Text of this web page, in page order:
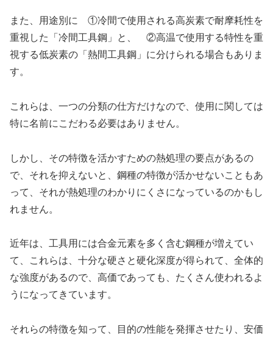
また、用途別に ①冷間で使用される高炭素で耐摩耗性を
重視した「冷間工具鋼」と、 ②高温で使用する特性を重
視する低炭素の「熱間工具鋼」に分けられる場合もありま
す。
これらは、一つの分類の仕方だけなので、使用に関しては
特に名前にこだわる必要はありません。
しかし、その特徴を活かすための熱処理の要点があるの
で、それを抑えないと、鋼種の特徴が活かせないこともあ
って、それが熱処理のわかりにくさになっているのかもし
れません。
近年は、工具用には合金元素を多く含む鋼種が増えてい
て、これらは、十分な硬さと硬化深度が得られて、全体的
な強度があるので、高価であっても、たくさん使われるよ
うになってきています。
それらの特徴を知って、目的の性能を発揮させたり、安価